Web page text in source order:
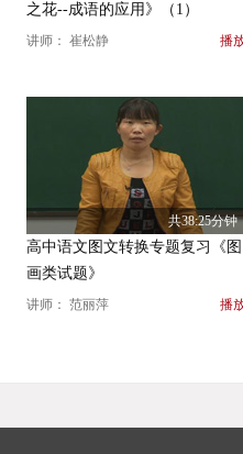
之花--成语的应用》（1）
讲师： 崔松静 播
共38:25分钟
高中语文图文转换专题复习《图
画类试题》
讲师： 范丽萍 播